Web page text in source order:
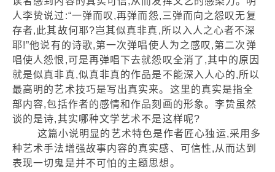
人李贽说过:“一弹而叹,再弹而怨,三弹而向之怨叹无复
存者,此其故何耶?岂其似真非真,所以入人之心者不深
耶!”他说有的诗歌,第一次弹唱使人为之感叹,第二次弹
唱使人怨恨,可是再弹唱下去就怨叹全消了,其中的原因
就是似真非真,似真非真的作品是不能深入人心的,所以
最高明的艺术技巧是写出真实来。这里的真实是指全
部内容,包括作者的感情和作品刻画的形象。李贽虽然
谈的是诗,其实哪种文学艺术不是这样呢?
这篇小说明显的艺术特色是作者匠心独运,采用多
种艺术手法增强故事内容的真实感、可信性,从而达到
表现一切鬼是并不可怕的主题思想。